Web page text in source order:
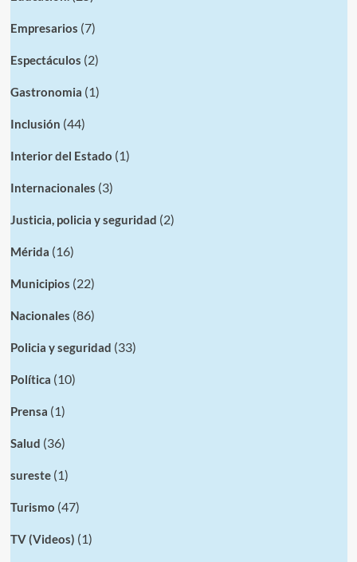
Empresarios (7)
Espectáculos (2)
Gastronomia (1)
Inclusión (44)
Interior del Estado (1)
Internacionales (3)
Justicia, policia y seguridad (2)
Mérida (16)
Municipios (22)
Nacionales (86)
Policia y seguridad (33)
Política (10)
Prensa (1)
Salud (36)
sureste(1)
Turismo (47)
TV (Videos) (1)